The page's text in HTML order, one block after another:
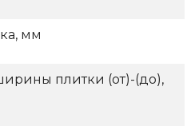
мм
плитки (от)-(до),